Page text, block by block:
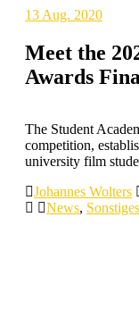
13 Aug. 2020
Meet the
Awards
The Student
competition,
university film
Johannes Wolters
News, Sonstiges